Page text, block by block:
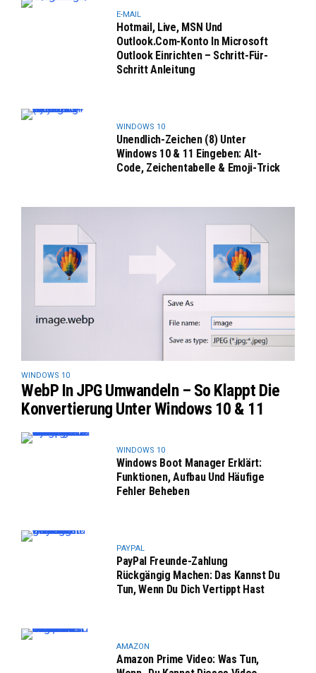
E-MAIL
Hotmail, Live, MSN Und
Outlook.com-Konto In Microsoft
Outlook Einrichten – Schritt-Für-
Schritt Anleitung
WINDOWS 10
Unendlich-Zeichen (8) Unter
Windows 10 & 11 Eingeben: Alt-
Code, Zeichentabelle & Emoji-Trick
WINDOWS 10
WebP In JPG Umwandeln – So Klappt Die
Konvertierung Unter Windows 10 & 11
WINDOWS 10
Windows Boot Manager Erklärt:
Funktionen, Aufbau Und Häufige
Fehler Beheben
PAYPAL
PayPal Freunde-Zahlung
Rückgängig Machen: Das Kannst Du
Tun, Wenn Du Dich Vertippt Hast
AMAZON
Amazon Prime Video: Was Tun,